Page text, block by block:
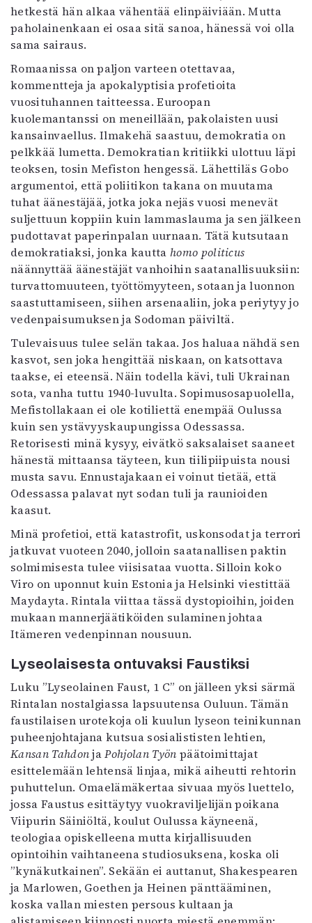
hetkestä hän alkaa vähentää elinpäiviään. Mutta
paholainenkaan ei osaa sitä sanoa, hänessä voi olla
sama sairaus.
Romaanissa on paljon varteen otettavaa,
kommentteja ja apokalyptisia profetioita
vuosituhannen taitteessa. Euroopan
kuolemantanssi on meneillään, pakolaisten uusi
kansainvaellus. Ilmakehä saastuu, demokratia on
pelkkää lumetta. Demokratian kritiikki ulottuu läpi
teoksen, tosin Mefiston hengessä. Lähettiläs Gobo
argumentoi, että poliitikon takana on muutama
tuhat äänestäjää, jotka joka nejäs vuosi menevät
suljettuun koppiin kuin lammaslauma ja sen jälkeen
pudottavat paperinpalan uurnaan. Tätä kutsutaan
demokratiaksi, jonka kautta homo politicus
näännyttää äänestäjät vanhoihin saatanallisuuksiin:
turvattomuuteen, työttömyyteen, sotaan ja luonnon
saastuttamiseen, siihen arsenaaliin, joka periytyy jo
vedenpaisumuksen ja Sodoman päiviltä.
Tulevaisuus tulee selän takaa. Jos haluaa nähdä sen
kasvot, sen joka hengittää niskaan, on katsottava
taakse, ei eteensä. Näin todella kävi, tuli Ukrainan
sota, vanha tuttu 1940-luvulta. Sopimusosapuolella,
Mefistollakaan ei ole kotiliettä enempää Oulussa
kuin sen ystävyyskaupungissa Odessassa.
Retorisesti minä kysyy, eivätkö saksalaiset saaneet
hänestä mittaansa täyteen, kun tiilipiipuista nousi
musta savu. Ennustajakaan ei voinut tietää, että
Odessassa palavat nyt sodan tuli ja raunioiden
kaasut.
Minä profetioi, että katastrofit, uskonsodat ja terrori
jatkuvat vuoteen 2040, jolloin saatanallisen paktin
solmimisesta tulee viisisataa vuotta. Silloin koko
Viro on uponnut kuin Estonia ja Helsinki viestittää
Maydayta. Rintala viittaa tässä dystopioihin, joiden
mukaan mannerjäätiköiden sulaminen johtaa
Itämeren vedenpinnan nousuun.
Lyseolaisesta ontuvaksi Faustiksi
Luku ”Lyseolainen Faust, 1 C” on jälleen yksi särmä
Rintalan nostalgiassa lapsuutensa Ouluun. Tämän
faustilaisen urotekoja oli kuulun lyseon teinikunnan
puheenjohtajana kutsua sosialististen lehtien,
Kansan TahdonjaPohjolan Työn päätoimittajat
esittelemään lehtensä linjaa, mikä aiheutti rehtorin
puhuttelun. Omaelämäkertaa sivuaa myös luettelo,
jossa Faustus esittäytyy vuokraviljelijän poikana
Viipurin Säiniöltä, koulut Oulussa käyneenä,
teologiaa opiskelleena mutta kirjallisuuden
opintoihin vaihtaneena studiosuksena, koska oli
”kynäkutkainen”. Sekään ei auttanut, Shakespearen
ja Marlowen, Goethen ja Heinen pänttääminen,
koska vallan miesten persous kultaan ja